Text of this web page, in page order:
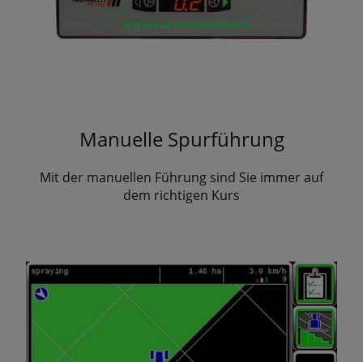
Manuelle Spurführung
Mit der manuellen Führung sind Sie immer auf
dem richtigen Kurs